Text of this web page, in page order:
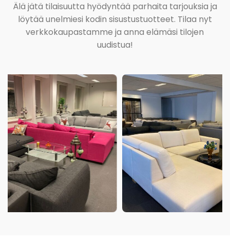
Älä jätä tilaisuutta hyödyntää parhaita tarjouksia ja
löytää unelmiesi kodin sisustustuotteet. Tilaa nyt
verkkokaupastamme ja anna elämäsi tilojen
uudistua!